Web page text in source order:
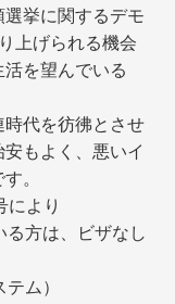
挙に関するデモ
上げられる機会
を望んでいる
時代を彷彿とさせ
もよく、悪いイ
。
により
る方は、ビザなし
ム）